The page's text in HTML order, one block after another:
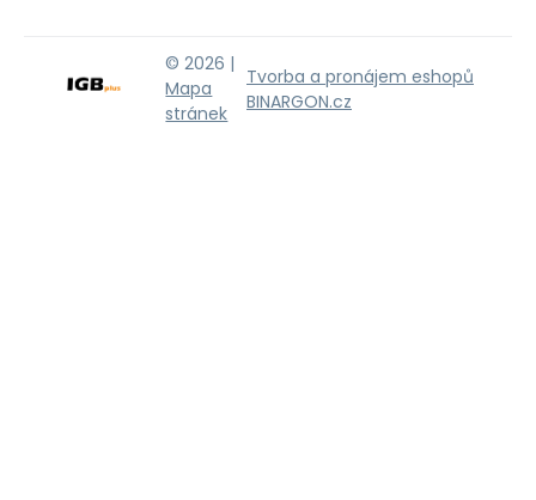
© 2026 |
Mapa
stránek
Tvorba a pronájem eshopů
BINARGON.cz